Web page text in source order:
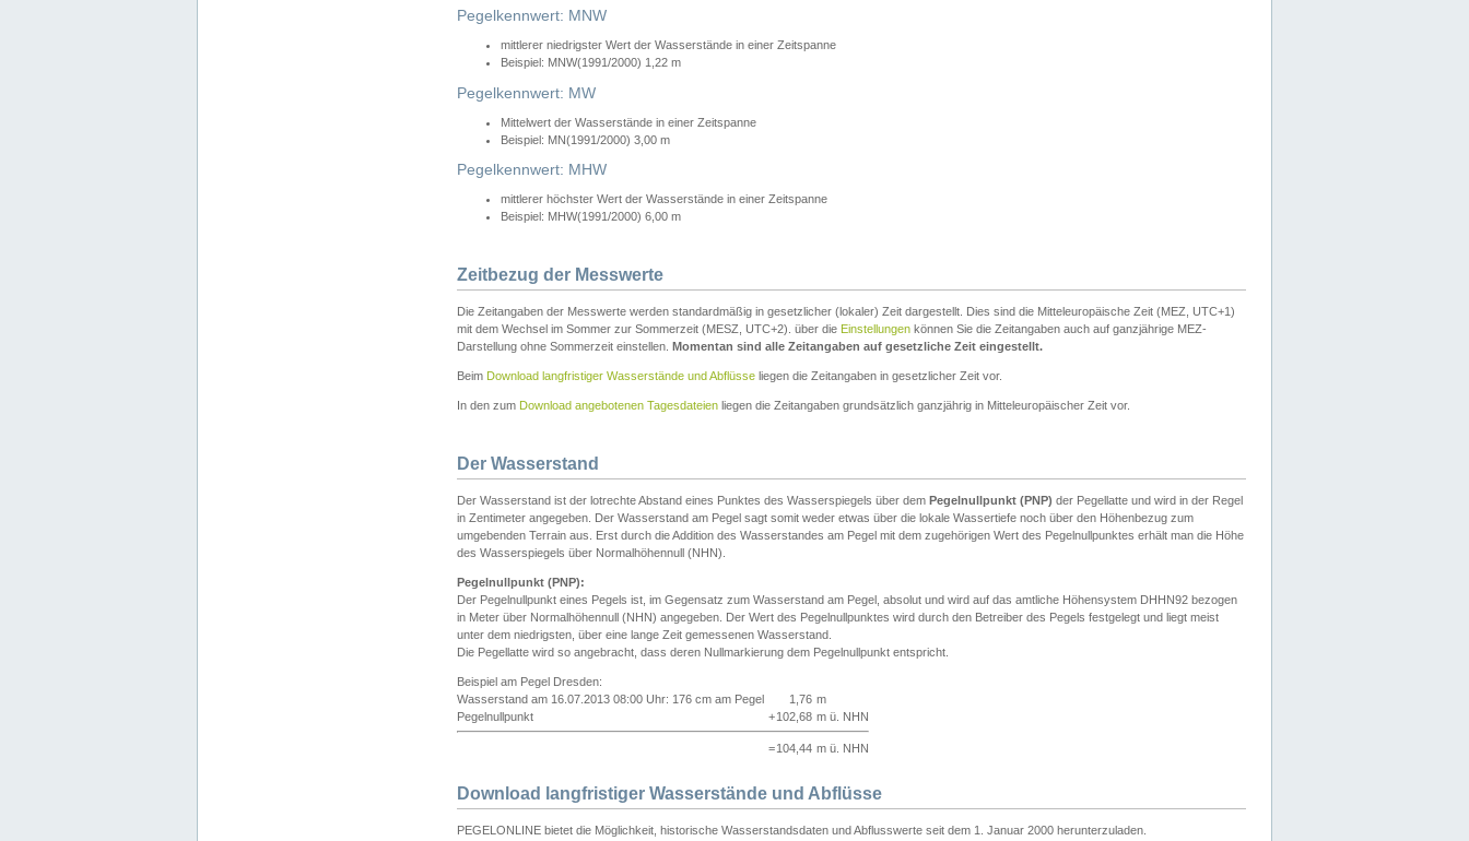
Pegelkennwert: MNW
mittlerer niedrigster Wert der Wasserstände in einer Zeitspanne
Beispiel: MNW(1991/2000) 1,22 m
Pegelkennwert: MW
Mittelwert der Wasserstände in einer Zeitspanne
Beispiel: MN(1991/2000) 3,00 m
Pegelkennwert: MHW
mittlerer höchster Wert der Wasserstände in einer Zeitspanne
Beispiel: MHW(1991/2000) 6,00 m
Zeitbezug der Messwerte
Die Zeitangaben der Messwerte werden standardmäßig in gesetzlicher (lokaler) Zeit dargestellt. Dies sind die Mitteleuropäische Zeit (MEZ, UTC+1)
mit dem Wechsel im Sommer zur Sommerzeit (MESZ, UTC+2). über die Einstellungen können Sie die Zeitangaben auch auf ganzjährige MEZ-
Darstellung ohne Sommerzeit einstellen. Momentan sind alle Zeitangaben auf gesetzliche Zeit eingestellt.
Beim Download langfristiger Wasserstände und Abflüsse liegen die Zeitangaben in gesetzlicher Zeit vor.
In den zum Download angebotenen Tagesdateien liegen die Zeitangaben grundsätzlich ganzjährig in Mitteleuropäischer Zeit vor.
Der Wasserstand
Der Wasserstand ist der lotrechte Abstand eines Punktes des Wasserspiegels über dem Pegelnullpunkt (PNP) der Pegellatte und wird in der Regel
in Zentimeter angegeben. Der Wasserstand am Pegel sagt somit weder etwas über die lokale Wassertiefe noch über den Höhenbezug zum
umgebenden Terrain aus. Erst durch die Addition des Wasserstandes am Pegel mit dem zugehörigen Wert des Pegelnullpunktes erhält man die Höhe
des Wasserspiegels über Normalhöhennull (NHN).
Pegelnullpunkt (PNP):
Der Pegelnullpunkt eines Pegels ist, im Gegensatz zum Wasserstand am Pegel, absolut und wird auf das amtliche Höhensystem DHHN92 bezogen
in Meter über Normalhöhennull (NHN) angegeben. Der Wert des Pegelnullpunktes wird durch den Betreiber des Pegels festgelegt und liegt meist
unter dem niedrigsten, über eine lange Zeit gemessenen Wasserstand.
Die Pegellatte wird so angebracht, dass deren Nullmarkierung dem Pegelnullpunkt entspricht.
Beispiel am Pegel Dresden:
Wasserstand am 16.07.2013 08:00 Uhr: 176 cm am Pegel
1,76 m
Pegelnullpunkt
+102,68 m ü. NHN
=104,44 m ü. NHN
Download langfristiger Wasserstände und Abflüsse
PEGELONLINE bietet die Möglichkeit, historische Wasserstandsdaten und Abflusswerte seit dem 1. Januar 2000 herunterzuladen.